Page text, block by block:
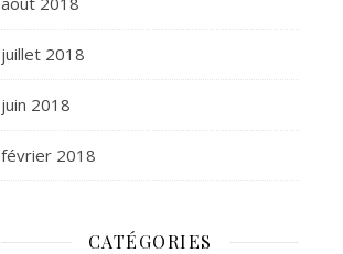
juillet 2018
juin 2018
février 2018
CATÉGORIES